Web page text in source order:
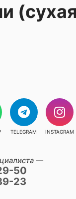
TELEGRAM INSTAGRAM
—
50
23